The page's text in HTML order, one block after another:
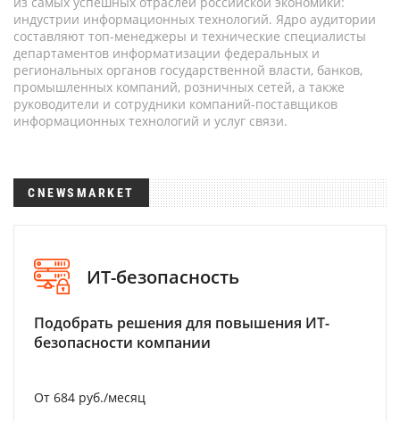
индустрии информационных технологий. Ядро аудитории
составляют топ-менеджеры и технические специалисты
департаментов информатизации федеральных и
региональных органов государственной власти, банков,
промышленных компаний, розничных сетей, а также
руководители и сотрудники компаний-поставщиков
информационных технологий и услуг связи.
CNEWSMARKET
ИТ-безопасность
Подобрать решения для повышения ИТ-
безопасности компании
От 684 руб./месяц